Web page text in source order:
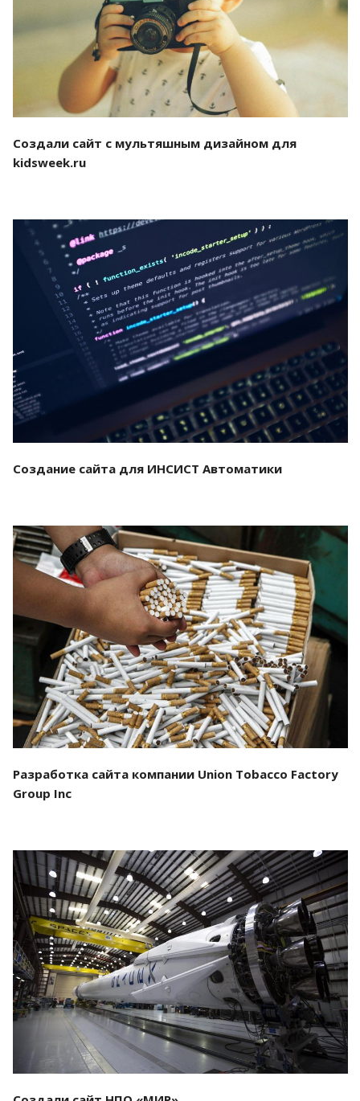
Смотреть проект
Создали сайт с мультяшным дизайном для
kidsweek.ru
Смотреть проект
Создание сайта для ИНСИСТ Автоматики
Смотреть проект
Разработка сайта компании Union Tobacco Factory
Group Inc
Смотреть проект